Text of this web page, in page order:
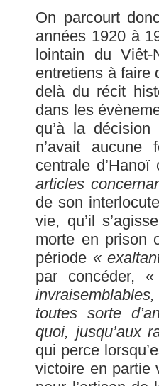
On parcourt
années 1920 à
lointain du Viêt-
entretiens à faire
delà du récit
dans les
qu’à la
n’avait
centrale
articles
de son
vie, qu’il
morte en prison
période «
par concéder,
toutes sorte
quoi, jusqu’aux
qui perce
victoire en partie